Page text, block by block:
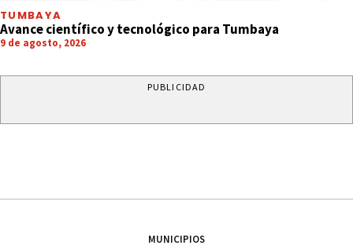
TUMBAYA
Avance científico y tecnológico para Tumbaya
9 de agosto, 2026
PUBLICIDAD
MUNICIPIOS